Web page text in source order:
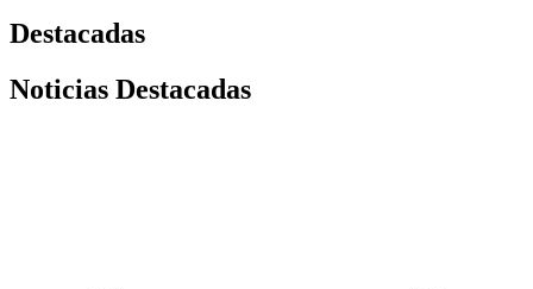
Destacadas
Noticias Destacadas